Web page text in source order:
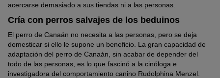
acercarse demasiado a sus tiendas ni a las personas.
Cría con perros salvajes de los beduinos
El perro de Canaán no necesita a las personas, pero se deja
domesticar si ello le supone un beneficio. La gran capacidad de
adaptación del perro de Canaán, sin acabar de depender del
todo de las personas, es lo que fascinó a la cinóloga e
investigadora del comportamiento canino Rudolphina Menzel.